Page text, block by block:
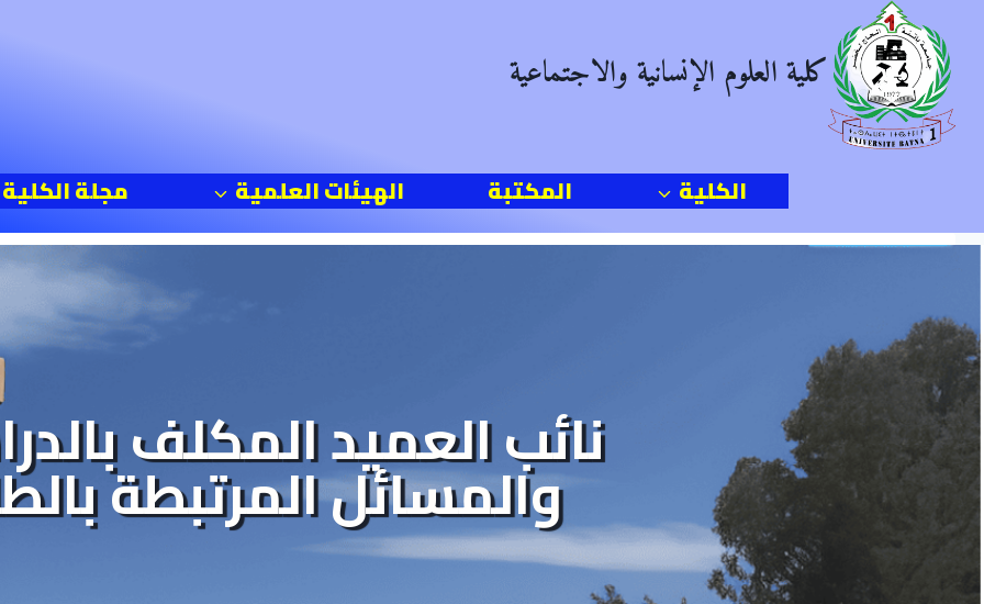
content
كلية العلوم الإنسانية والاجتماعية
الكلية المكتبة الهيئات العلمية مجلة الكلية
نائب العميد المكلف
والمسائل المرتبطة